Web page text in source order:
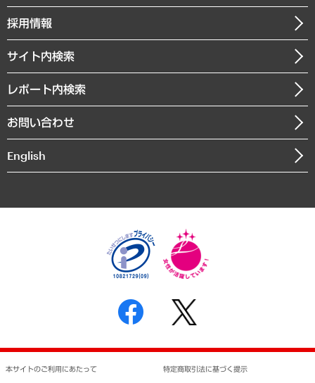
GRC（ガバナンス・リスク・コンプライアンス）・防災（政策）
経済・産業・雇用・労働
まちづくり・観光・交通・スポーツ・スマートシティ
自然資源・農林水産業・食料システム
経営用語集
受託・受注実績（官公庁関連）
メディア掲載・出演
社長メッセージ
会社概要
沿革
組織図・本部部室紹介
インドネシア現地法人
個人情報保護方針
反社会的勢力に対する基本方針
書面による個人情報の開示等の請求の手続きについて
ニュースリリース
お知らせ
採用情報
サイト内検索
レポート内検索
お問い合わせ
English
本サイトのご利用にあたって 特定商取引法に基づく提示